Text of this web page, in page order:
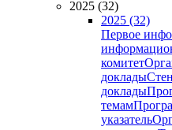
2025 (32)
2025 (32)
Первое
комитет
доклады
доклады
темам
указатель